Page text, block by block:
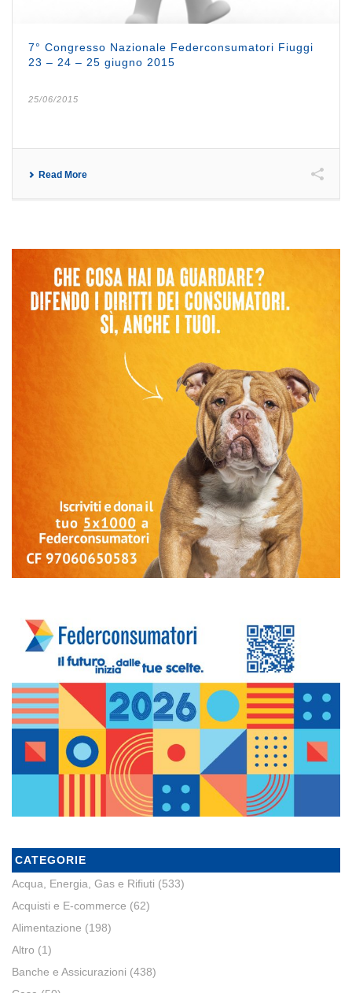
7° Congresso Nazionale Federconsumatori Fiuggi
23 – 24 – 25 giugno 2015
25/06/2015
Read More
CATEGORIE
Acqua, Energia, Gas e Rifiuti (533)
Acquisti e E-commerce (62)
Alimentazione (198)
Altro (1)
Banche e Assicurazioni (438)